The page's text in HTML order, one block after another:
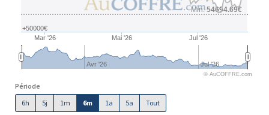
Min:54694.69€
Mar '26 Mai '26 Jul '26
Avr '26 Jul '26
+50000€
© AuCOFFRE.com
Période
6h
5j 1m 6m 1a 5a
Tout